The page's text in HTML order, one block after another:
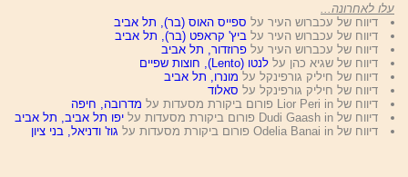
עלו לאחרונה...
דיווח של עכברוש העיר על ספייס האוס (בר), תל אביב
דיווח של עכברוש העיר על ביץ' קראפט (בר), תל אביב
דיווח של עכברוש העיר עלפרוזדור, תל אביב
דיווח של שגיא כהן עללנטו (Lento), חוצות שפיים
דיווח של חיליק גורפינקל על מונרו, תל אביב
דיווח של חיליק גורפינקל על סאלוד
דיווח של Lior Peri in פורום ביקורת מסעדות על
מדרובה, חיפה
דיווח של Dudi Gaash in פורום ביקורת מסעדות על
יפו תל אביב, תל אביב
דיווח של Odelia Banai in פורום ביקורת מסעדות על
גוז' ודניאל, בני ציון